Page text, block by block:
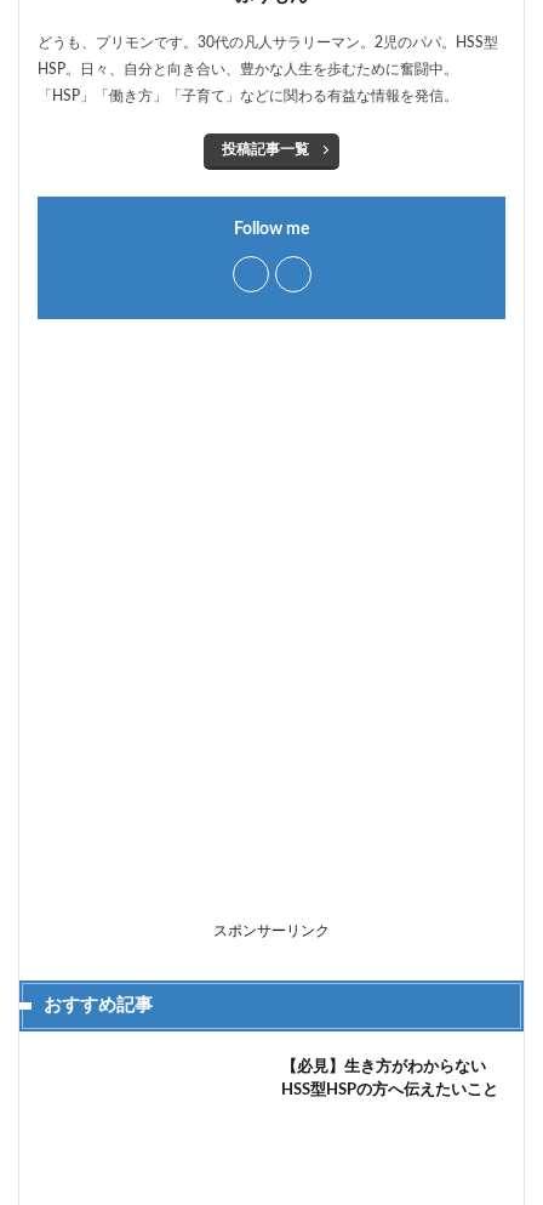
どうも、プリモンです。30代の凡人サラリーマン。2児のパパ。HSS型
HSP。日々、自分と向き合い、豊かな人生を歩むために奮闘中。
「HSP」「働き方」「子育て」などに関わる有益な情報を発信。
投稿記事一覧
Follow me
スポンサーリンク
おすすめ記事
【必見】生き方がわからない
HSS型HSPの方へ伝えたいこと